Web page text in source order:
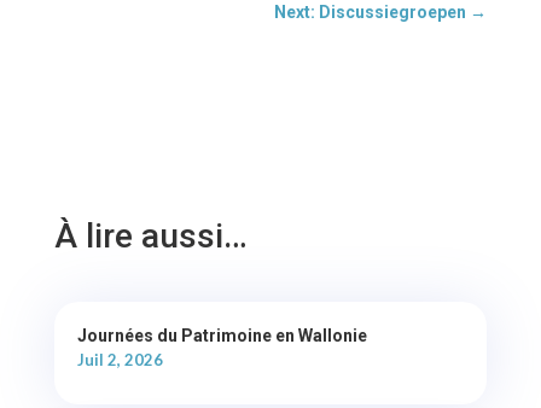
Next: Discussiegroepen →
À lire aussi…
Journées du Patrimoine en Wallonie
Juil 2, 2026